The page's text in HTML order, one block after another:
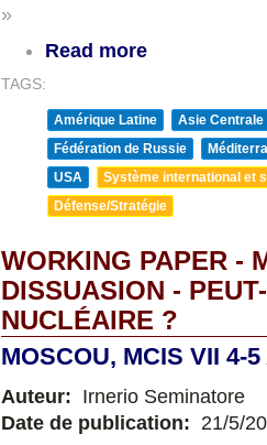
»
Read more
TAGS:
Amérique Latine
Asie Centrale
Fédération de Russie
USA
Système international et
Défense/Stratégie
WORKING PAPER -
DISSUASION -
NUCLÉAIRE ?
MOSCOU, MCIS VII 4-
Auteur: Irnerio Seminatore
Date de publication: 21/5/